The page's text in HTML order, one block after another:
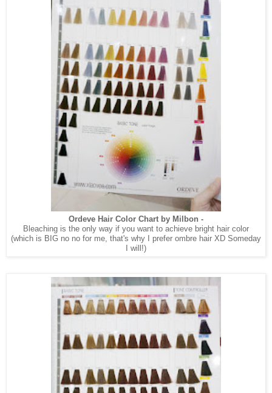
Ordeve Hair Color Chart by Milbon -
Bleaching is the only way if you want to achieve bright hair color
(which is BIG no no for me, that's why I prefer ombre hair XD Someday
I will!)